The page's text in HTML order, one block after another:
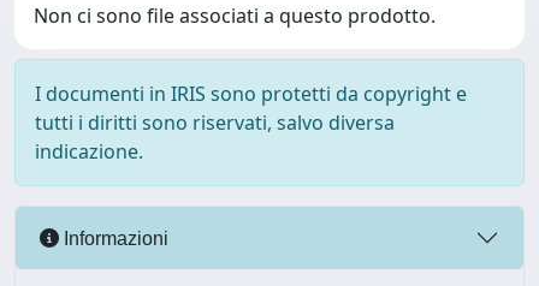
Non ci sono file associati a questo prodotto.
I documenti in IRIS sono protetti da copyright e
tutti i diritti sono riservati, salvo diversa
indicazione.
Informazioni